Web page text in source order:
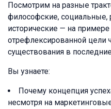
Посмотрим на разные
философские, социальные,
исторические — на
отрефлексированной цели
существования в
Вы узнаете:
Почему концепция
несмотря на